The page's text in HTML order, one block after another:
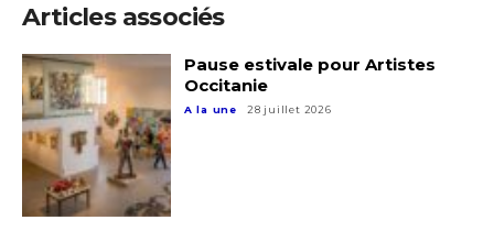
Adresse email*
Articles associés
Pause estivale pour Artistes
Occitanie
A la une 28 juillet 2026